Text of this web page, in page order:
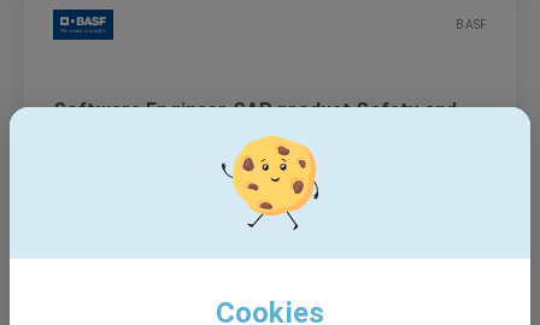
BASF
Software Engineer SAP product Safety and
Stewardship - (m/f/d)
Cookies